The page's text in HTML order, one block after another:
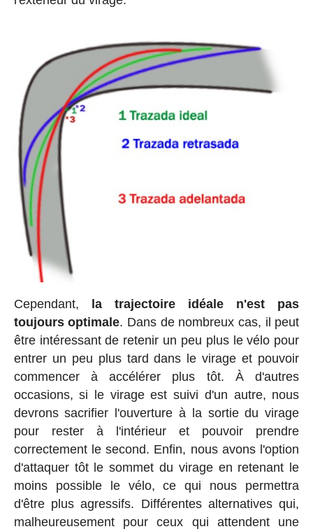
Cependant,
la trajectoire idéale n'est pas
toujours optimale. Dans de nombreux cas, il peut
être intéressant de retenir un peu plus le vélo pour
entrer un peu plus tard dans le virage et pouvoir
commencer à accélérer plus tôt. À d'autres
occasions, si le virage est suivi d'un autre, nous
devrons sacrifier l'ouverture à la sortie du virage
pour rester à l'intérieur et pouvoir prendre
correctement le second. Enfin, nous avons l'option
d'attaquer tôt le sommet du virage en retenant le
moins possible le vélo, ce qui nous permettra
d'être plus agressifs. Différentes alternatives qui,
malheureusement pour ceux qui attendent une